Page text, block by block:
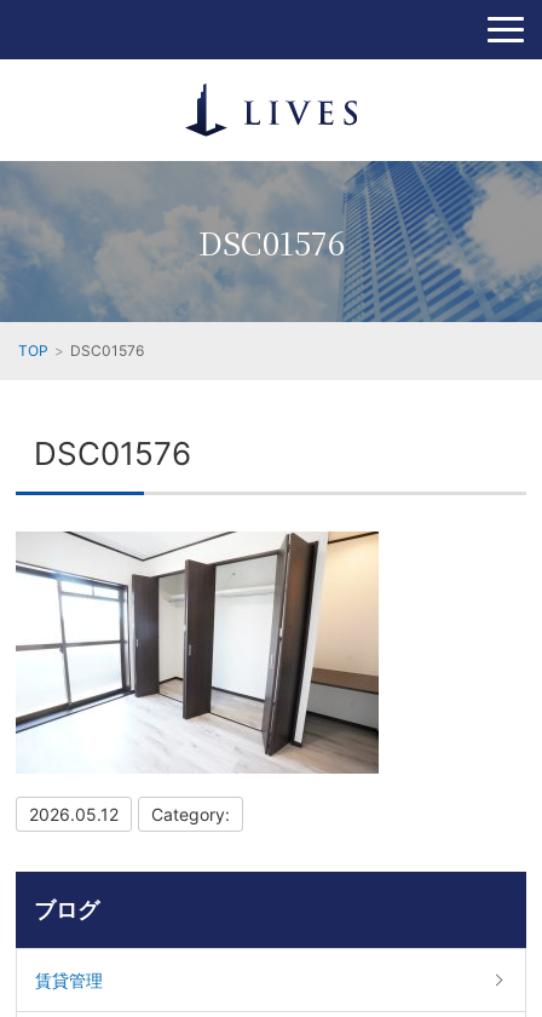
DSC01576
TOP DSC01576
DSC01576
2026.05.12 Category:
ブログ
賃貸管理